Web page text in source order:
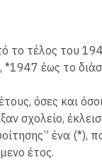
το τέλος του
*1947 έως το
όσες και
σχολείο,
ένα (*),
έτος.